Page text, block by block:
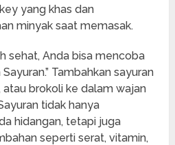
yang khas dan
minyak saat memasak.
sehat, Anda bisa mencoba
Tambahkan sayuran
brokoli ke dalam wajan
tidak hanya
hidangan, tetapi juga
seperti serat, vitamin,